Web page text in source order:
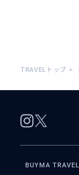
TRAVELトップ >
BUYMA